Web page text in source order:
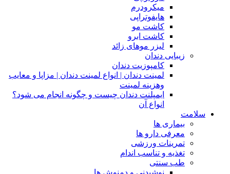
میکرودرم
هایفوتراپی
کاشت مو
کاشت ابرو
لیزر موهای زائد
زیبایی دندان
کامپوزیت دندان
لمینت دندان | انواع لمینت دندان | مزاپا و معایب
وهزینه لمینت
ایمپلنت دندان چیست و چگونه انجام می شود؟
انواع آن
سلامت
بیماری ها
معرفی دارو ها
تمرینات ورزشی
تغذیه و تناسب اندام
طب سنتی
نوشیدنی و دمنوش ها